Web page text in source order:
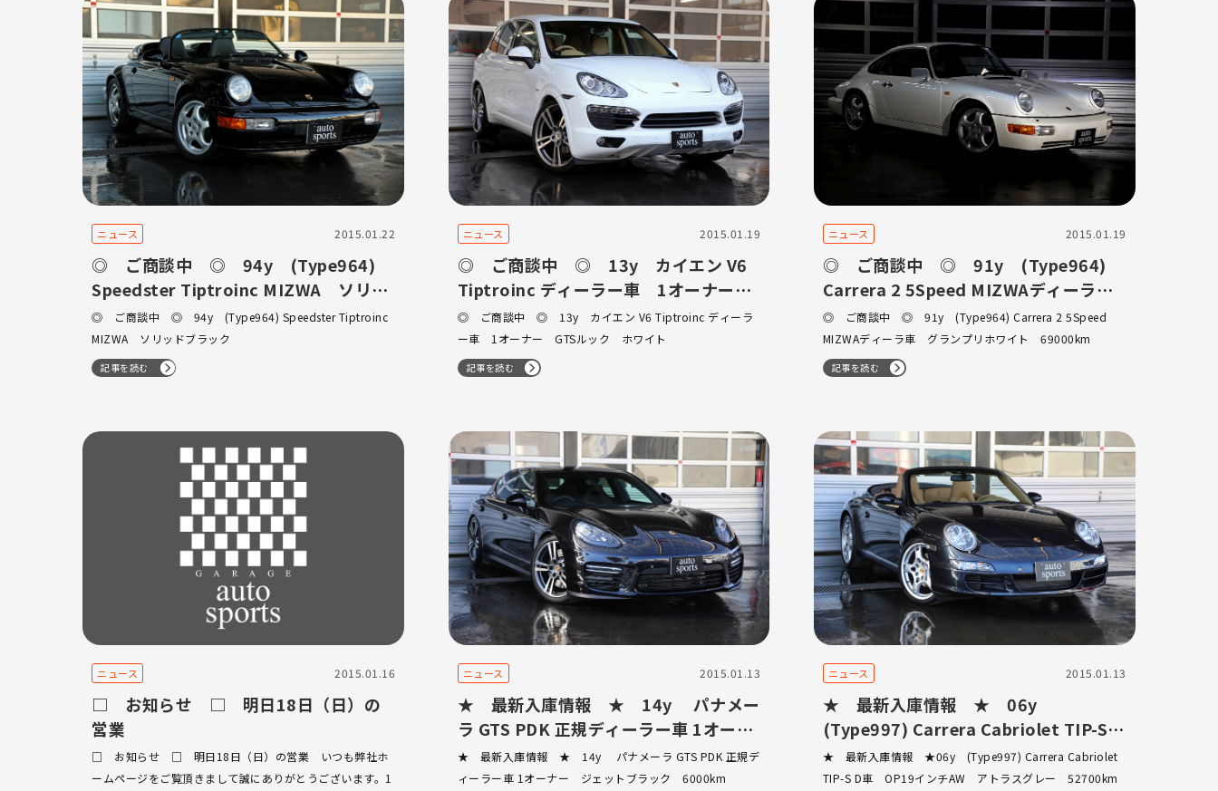
ニュース 2015.01.22
◎ ご商談中 ◎ 94y (Type964)
Speedster Tiptroinc MIZWA ソリッ
ドブラック
◎ ご商談中 ◎ 94y (Type964) Speedster Tiptroinc
MIZWA ソリッドブラック
記事を読む
ニュース 2015.01.19
◎ ご商談中 ◎ 13y カイエン V6
Tiptroinc ディーラー車 1オーナー
GTSルック ホワイト
◎ ご商談中 ◎ 13y カイエン V6 Tiptroinc ディーラ
ー車 1オーナー GTSルック ホワイト
記事を読む
ニュース 2015.01.19
◎ ご商談中 ◎ 91y (Type964)
Carrera 2 5Speed MIZWAディーラ
車 グランプリホワイト
◎ ご商談中 ◎ 91y (Type964) Carrera 2 5Speed
MIZWAディーラ車 グランプリホワイト 69000km
記事を読む
ニュース 2015.01.16
□ お知らせ □ 明日18日（日）の
営業
□ お知らせ □ 明日18日（日）の営業 いつも弊社ホ
ームページをご覧頂きまして誠にありがとうございます。1
ニュース 2015.01.13
★ 最新入庫情報 ★ 14y パナメー
ラ GTS PDK 正規ディーラー車 1オーナ
ー ジェットブラック 6000km
★ 最新入庫情報 ★ 14y パナメーラ GTS PDK 正規デ
ィーラー車 1オーナー ジェットブラック 6000km
ニュース 2015.01.13
★ 最新入庫情報 ★ 06y
(Type997) Carrera Cabriolet TIP-S D
車 OP19インチAW アトラスグレ
ー 52700km
★ 最新入庫情報 ★06y (Type997) Carrera Cabriolet
TIP-S D車 OP19インチAW アトラスグレー 52700km